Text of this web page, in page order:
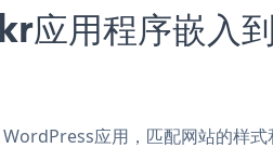
用程序嵌入
应用，匹配网站的样